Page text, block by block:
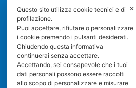
Ufficio Vendite:
I nostri uffici sono
dal Lunedi al Venerdi dalle
Iscriviti alla
✕
Questo sito utilizza cookie tecnici e di
profilazione.
Puoi accettare, rifiutare o personalizzare
i cookie premendo i pulsanti desiderati.
Chiudendo questa informativa
continuerai senza accettare.
Accettando, sei consapevole che i tuoi
dati personali possono essere raccolti
allo scopo di personalizzare e misurare